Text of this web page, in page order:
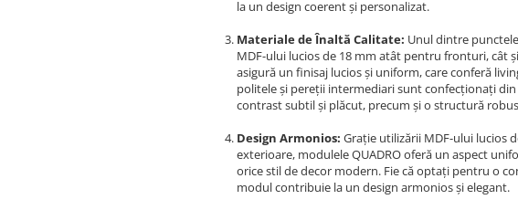
la un design coerent și personalizat.
Materiale de Înaltă Calitate: Unul dintre
MDF-ului lucios de 18 mm atât pentru fronturi, cât
asigură un finisaj lucios și uniform, care conferă
politele și pereții intermediari sunt confecționați
contrast subtil și plăcut, precum și o structură
Design Armonios: Grație utilizării MDF-ului lucios
exterioare, modulele QUADRO oferă un aspect
orice stil de decor modern. Fie că optați pentru o
modul contribuie la un design armonios și elegant.